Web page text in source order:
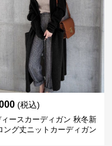
(税込)
ィースカーディガン 秋冬新
ング丈ニットカーディガン